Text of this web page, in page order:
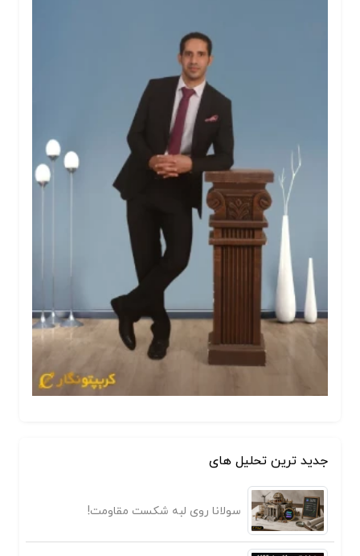
جدید ترین تحلیل های
سولانا روی لبه شکست مقاومت!